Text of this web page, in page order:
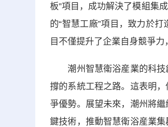
板”項目，成功解決了模組集
的“智慧工廠”項目，致力於
目不僅提升了企業自身競爭
潮州智慧衛浴産業的科技
撐的系統工程之路。這表明
爭優勢。展望未來，潮州將
鍵技術，推動智慧衛浴産業